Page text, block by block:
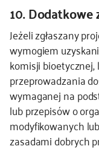
10. Dodatkowe
Jeżeli zgłaszany
wymogiem
komisji
przeprowadzania
wymaganej na
lub przepisów o
modyfikowanych
zasadami dobrych